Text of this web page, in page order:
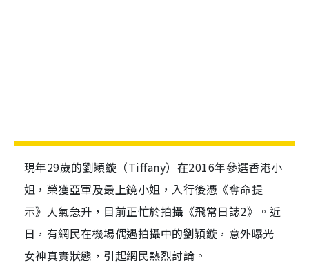
現年29歲的劉穎鏇（Tiffany）在2016年參選香港小
姐，榮獲亞軍及最上鏡小姐，入行後憑《奪命提
示》人氣急升，目前正忙於拍攝《飛常日誌2》。近
日，有網民在機場偶遇拍攝中的劉穎鏇，意外曝光
女神真實狀態，引起網民熱烈討論。